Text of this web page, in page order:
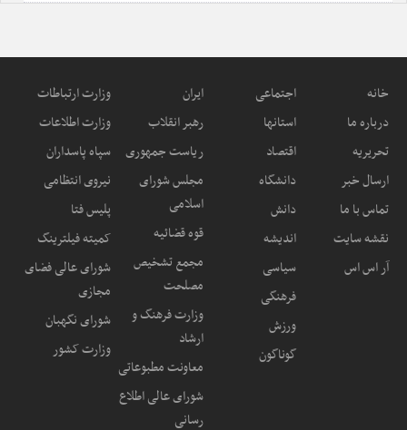
خانه
درباره ما
تحریریه
ارسال خبر
تماس با ما
نقشه سایت
آر اس اس
اجتماعی
استانها
اقتصاد
دانشگاه
دانش
اندیشه
سیاسی
فرهنگی
ورزش
گوناگون
ایران
رهبر انقلاب
ریاست جمهوری
مجلس شورای
اسلامی
قوه قضائیه
مجمع تشخیص
مصلحت
وزارت فرهنگ و
ارشاد
معاونت مطبوعاتی
شورای عالی اطلاع
رسانی
وزارت ارتباطات
وزارت اطلاعات
سپاه پاسداران
نیروی انتظامی
پلیس فتا
کمیته فیلترینگ
شورای عالی فضای
مجازی
شورای نگهبان
وزارت کشور